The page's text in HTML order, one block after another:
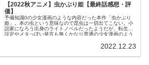
【2022秋アニメ】虫かぶり姫【最終話感想・評
価】
予備知識0の少女漫画のような内容だった本作「虫かぶり
姫」。本の虫という意味なので昆虫は一切出てこない。小
説家になろう出身のライトノベルだったようだが、転生の
設定やメタっぽい発言も無くかなり普通の少女漫画のよう
2022.12.23